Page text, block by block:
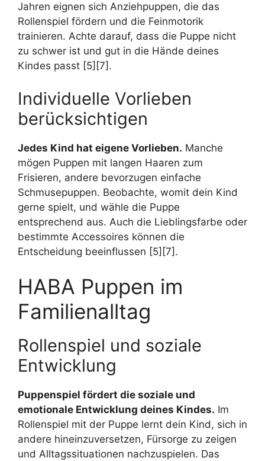
Jahren eignen sich Anziehpuppen, die das
Rollenspiel fördern und die Feinmotorik
trainieren. Achte darauf, dass die Puppe nicht
zu schwer ist und gut in die Hände deines
Kindes passt [5][7].
Individuelle Vorlieben
berücksichtigen
Jedes Kind hat eigene Vorlieben. Manche
mögen Puppen mit langen Haaren zum
Frisieren, andere bevorzugen einfache
Schmusepuppen. Beobachte, womit dein Kind
gerne spielt, und wähle die Puppe
entsprechend aus. Auch die Lieblingsfarbe oder
bestimmte Accessoires können die
Entscheidung beeinflussen [5][7].
HABA Puppen im
Familienalltag
Rollenspiel und soziale
Entwicklung
Puppenspiel fördert die soziale und
emotionale Entwicklung deines Kindes. Im
Rollenspiel mit der Puppe lernt dein Kind, sich in
andere hineinzuversetzen, Fürsorge zu zeigen
und Alltagssituationen nachzuspielen. Das